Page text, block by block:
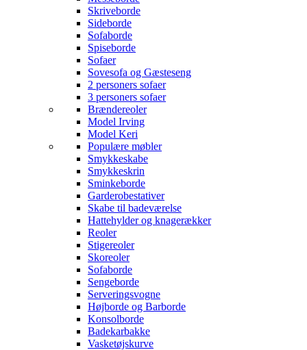
Skriveborde
Sideborde
Sofaborde
Spiseborde
Sofaer
Sovesofa og Gæsteseng
2 personers sofaer
3 personers sofaer
Brændereoler
Model Irving
Model Keri
Populære møbler
Smykkeskabe
Smykkeskrin
Sminkeborde
Garderobestativer
Skabe til badeværelse
Hattehylder og knagerækker
Reoler
Stigereoler
Skoreoler
Sofaborde
Sengeborde
Serveringsvogne
Højborde og Barborde
Konsolborde
Badekarbakke
Vasketøjskurve